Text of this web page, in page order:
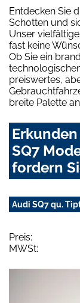
Entdecken Sie
Schotten und
Unser
fast keine
Ob Sie ein
preiswertes,
breite Palette
SQ7
fordern
Audi SQ7 qu.
Preis:
MWSt: